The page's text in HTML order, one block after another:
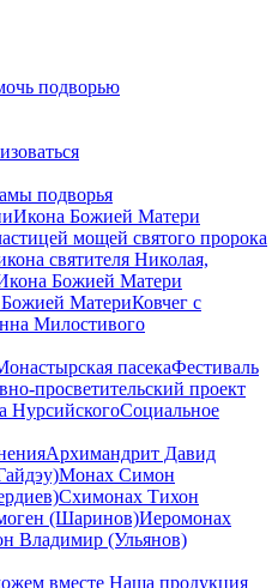
подворью
подворья
Икона Божией Матери
мощей святого пророка
святителя Николая,
Божией Матери
Божией МатериКовчег с
Милостивого
пасекаФестиваль
просветительский проект
НурсийскогоСоциальное
Архимандрит Давид
Монах Симон
Схимонах Тихон
(Шаринов)Иеромонах
Владимир (Ульянов)
вместе Наша продукция